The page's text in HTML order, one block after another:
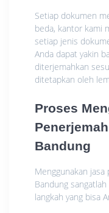
Setiap dokumen
beda, kantor kami
setiap jenis
Anda dapat yakin
diterjemahkan
ditetapkan oleh
Proses
Bandung
Menggunakan
Bandung
langkah yang bisa